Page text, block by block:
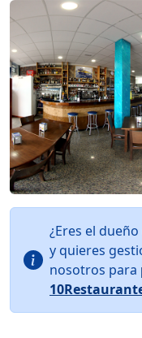
¿Eres el
y quieres
nosotros para